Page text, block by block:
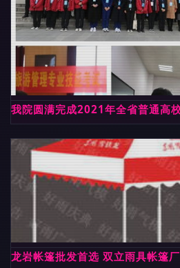
我院圆满完成2021年全省普通高
龙岩帐篷批发首选 双立雨具帐篷